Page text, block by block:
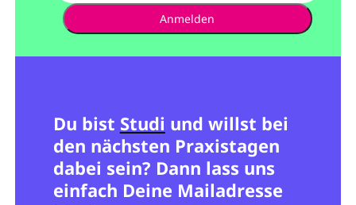
Anmelden
Du bist Studi und willst bei
den nächsten Praxistagen
dabei sein? Dann lass uns
einfach Deine Mailadresse